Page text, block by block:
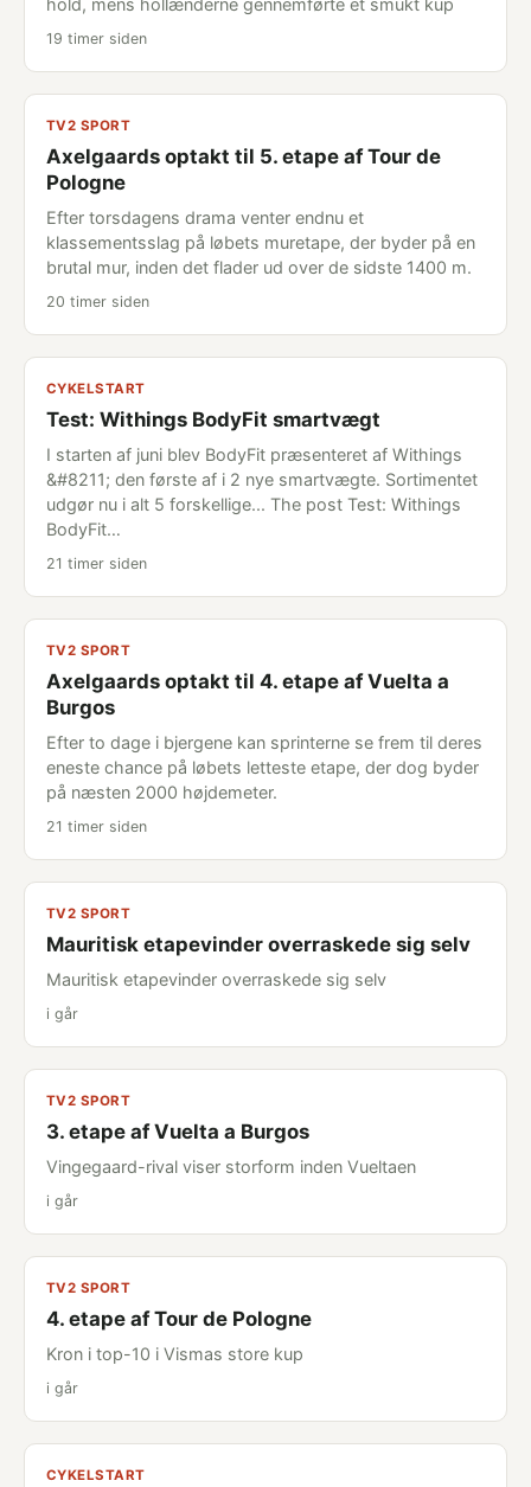
hold, mens hollænderne gennemførte et smukt kup
19 timer siden
TV2 SPORT
Axelgaards optakt til 5. etape af Tour de
Pologne
Efter torsdagens drama venter endnu et
klassementsslag på løbets muretape, der byder på en
brutal mur, inden det flader ud over de sidste 1400 m.
20 timer siden
CYKELSTART
Test: Withings BodyFit smartvægt
I starten af juni blev BodyFit præsenteret af Withings
&#8211; den første af i 2 nye smartvægte. Sortimentet
udgør nu i alt 5 forskellige... The post Test: Withings
BodyFit…
21 timer siden
TV2 SPORT
Axelgaards optakt til 4. etape af Vuelta a
Burgos
Efter to dage i bjergene kan sprinterne se frem til deres
eneste chance på løbets letteste etape, der dog byder
på næsten 2000 højdemeter.
21 timer siden
TV2 SPORT
Mauritisk etapevinder overraskede sig selv
Mauritisk etapevinder overraskede sig selv
i går
TV2 SPORT
3. etape af Vuelta a Burgos
Vingegaard-rival viser storform inden Vueltaen
i går
TV2 SPORT
4. etape af Tour de Pologne
Kron i top-10 i Vismas store kup
i går
CYKELSTART